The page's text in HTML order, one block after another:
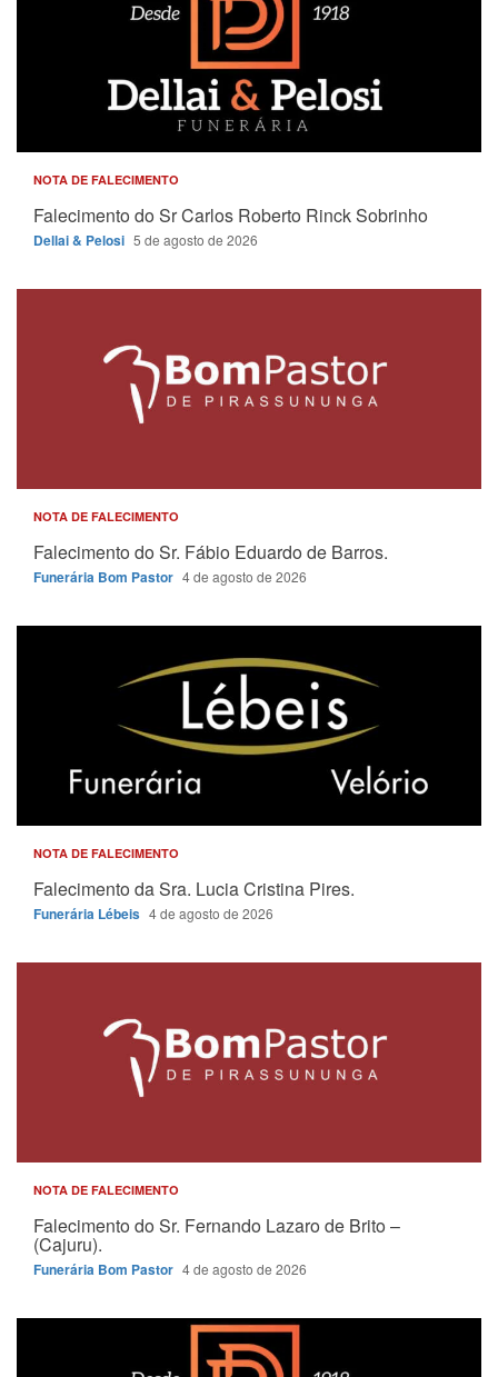
NOTA DE FALECIMENTO
Falecimento do Sr Carlos Roberto Rinck Sobrinho
Dellai & Pelosi 5 de agosto de 2026
NOTA DE FALECIMENTO
Falecimento do Sr. Fábio Eduardo de Barros.
Funerária Bom Pastor 4 de agosto de 2026
NOTA DE FALECIMENTO
Falecimento da Sra. Lucia Cristina Pires.
Funerária Lébeis 4 de agosto de 2026
NOTA DE FALECIMENTO
Falecimento do Sr. Fernando Lazaro de Brito –
(Cajuru).
Funerária Bom Pastor 4 de agosto de 2026